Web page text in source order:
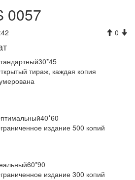
0057
0
30*45
тираж, каждая копия
40*60
издание 500 копий
60*90
издание 300 копий